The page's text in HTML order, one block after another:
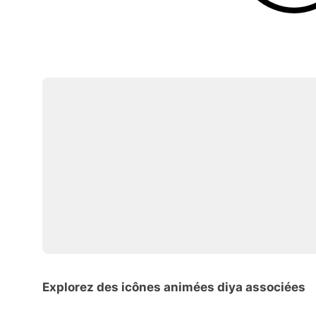
Explorez des icônes animées diya associées